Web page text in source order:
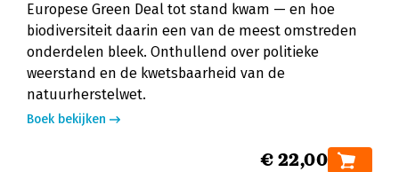
Europese Green Deal tot stand kwam — en hoe
biodiversiteit daarin een van de meest omstreden
onderdelen bleek. Onthullend over politieke
weerstand en de kwetsbaarheid van de
natuurherstelwet.
Boek bekijken
€ 22,00